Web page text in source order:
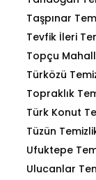
Taşpınar
Tevfik İleri
Topçu
Türközü
Topraklık
Türk Konut
Tüzün
Ufuktepe
Ulucanlar